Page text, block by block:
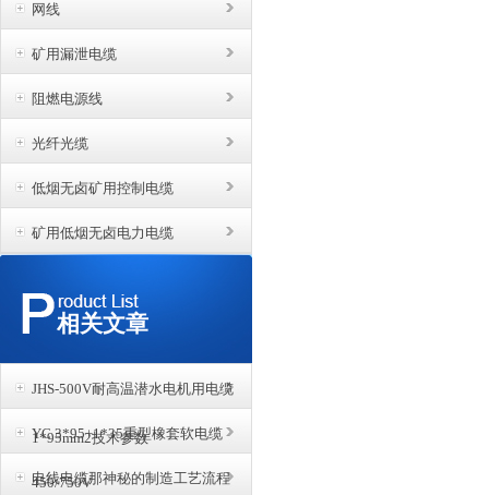
网线
矿用漏泄电缆
阻燃电源线
光纤光缆
低烟无卤矿用控制电缆
矿用低烟无卤电力电缆
相关文章
JHS-500V耐高温潜水电机用电缆
1*95mm2技术参数
YC 3*95+1*35重型橡套软电缆
450/750V
电线电缆那神秘的制造工艺流程